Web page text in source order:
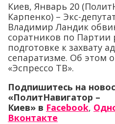
Киев, Январь 20
Карпенко) – Экс-
Владимир Ландик
соратников по Партии
подготовке к захвату
сепаратизме. Об этом
«Эспрессо ТВ».
Подпишитесь на
«ПолитНавигатор –
Киев» в Facebook,
Вконтакте